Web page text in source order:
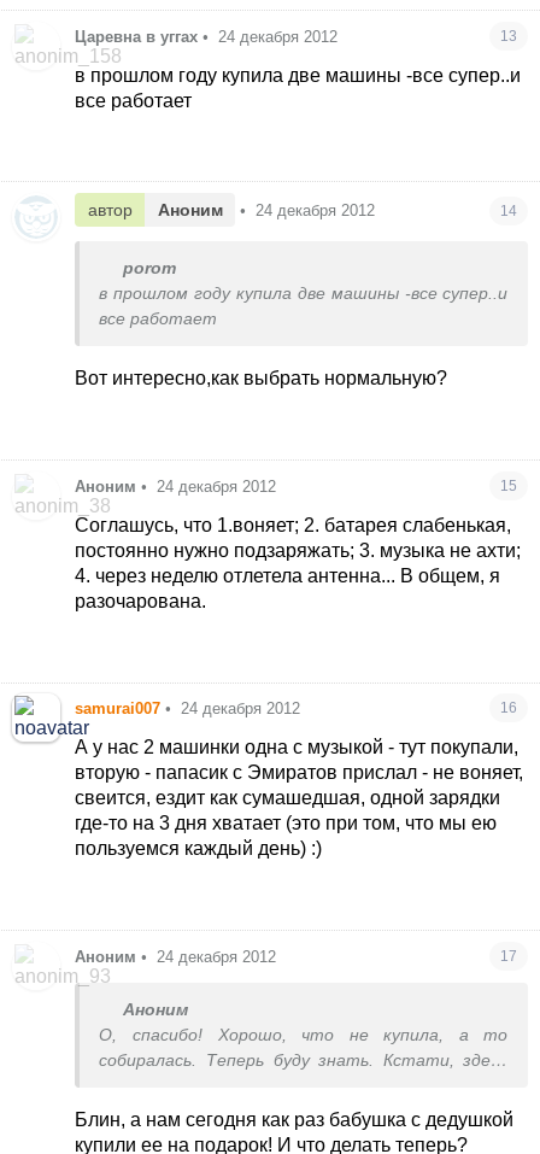
Царевна в уггах • 24 декабря 2012 13
в прошлом году купила две машины -все супер..и
все работает
автор Аноним • 24 декабря 2012 14
porom
в прошлом году купила две машины -все супер..и
все работает
Вот интересно,как выбрать нормальную?
Аноним • 24 декабря 2012 15
Соглашусь, что 1.воняет; 2. батарея слабенькая,
постоянно нужно подзаряжать; 3. музыка не ахти;
4. через неделю отлетела антенна... В общем, я
разочарована.
samurai007 • 24 декабря 2012 16
А у нас 2 машинки одна с музыкой - тут покупали,
вторую - папасик с Эмиратов прислал - не воняет,
свеится, ездит как сумашедшая, одной зарядки
где-то на 3 дня хватает (это при том, что мы ею
пользуемся каждый день) :)
Аноним • 24 декабря 2012 17
Аноним
О, спасибо! Хорошо, что не купила, а то
собиралась. Теперь буду знать. Кстати, здесь
лего, брик. Я его раз купила в магазине (деть
уговорил) - тоже вонял жутко и я его выбросила.
Блин, а нам сегодня как раз бабушка с дедушкой
купили ее на подарок! И что делать теперь?